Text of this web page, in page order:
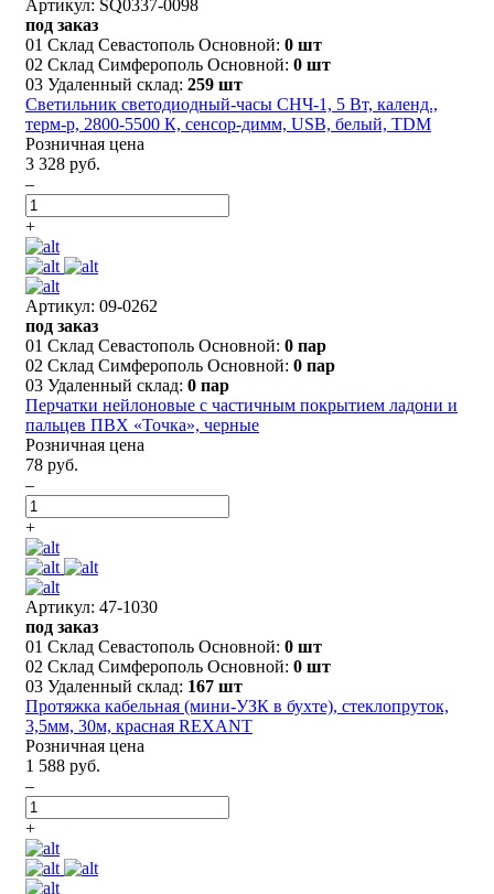
Артикул: SQ0337-0098
под заказ
01 Склад Севастополь Основной: 0 шт
02 Склад Симферополь Основной: 0 шт
03 Удаленный склад: 259 шт
Светильник светодиодный-часы СНЧ-1, 5 Вт, календ.,
терм-р, 2800-5500 К, сенсор-димм, USB, белый, TDM
Розничная цена
3 328 руб.
–
+
Артикул: 09-0262
под заказ
01 Склад Севастополь Основной: 0 пар
02 Склад Симферополь Основной: 0 пар
03 Удаленный склад: 0 пар
Перчатки нейлоновые с частичным покрытием ладони и
пальцев ПВХ «Точка», черные
Розничная цена
78 руб.
–
+
Артикул: 47-1030
под заказ
01 Склад Севастополь Основной: 0 шт
02 Склад Симферополь Основной: 0 шт
03 Удаленный склад: 167 шт
Протяжка кабельная (мини-УЗК в бухте), стеклопруток,
3,5мм, 30м, красная REXANT
Розничная цена
1 588 руб.
–
+